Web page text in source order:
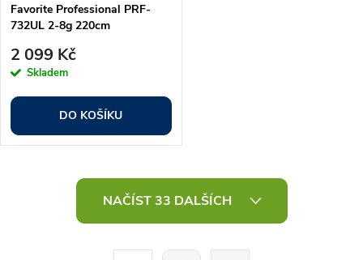
Favorite Professional PRF-
732UL 2-8g 220cm
2 099 Kč
Skladem
DO KOŠÍKU
NAČÍST 33 DALŠÍCH